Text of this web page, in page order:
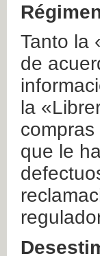
Tanto la
de
la
que le